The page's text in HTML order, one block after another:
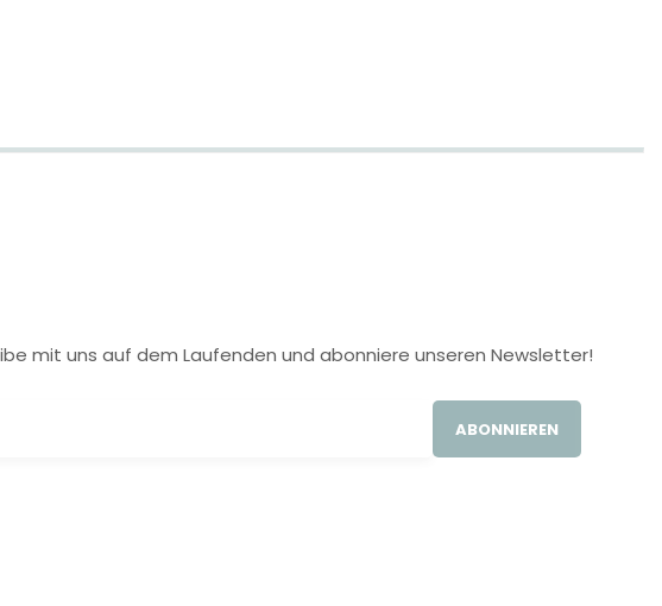
mit uns auf dem Laufenden und abonniere unseren Newsletter!
ABONNIEREN